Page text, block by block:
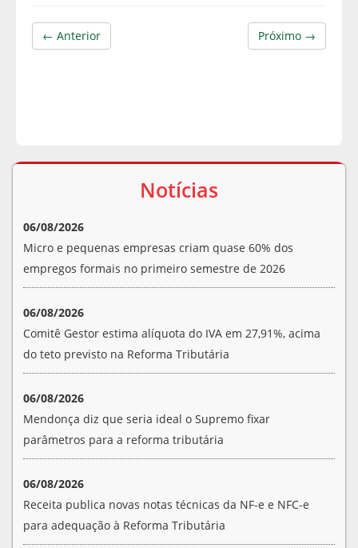
Próximo →
← Anterior
Notícias
06/08/2026
Micro e pequenas empresas criam quase 60% dos
empregos formais no primeiro semestre de 2026
06/08/2026
Comitê Gestor estima alíquota do IVA em 27,91%, acima
do teto previsto na Reforma Tributária
06/08/2026
Mendonça diz que seria ideal o Supremo fixar
parâmetros para a reforma tributária
06/08/2026
Receita publica novas notas técnicas da NF-e e NFC-e
para adequação à Reforma Tributária